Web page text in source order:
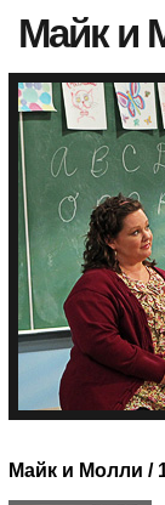
Майк и
Майк и Молли /